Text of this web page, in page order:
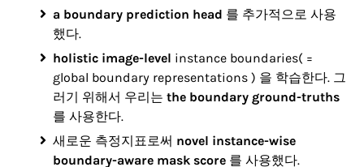
a boundary prediction head 를 추가적으로 사용
했다.
holistic image-level instance boundaries( =
global boundary representations ) 을 학습한다. 그
러기 위해서 우리는 the boundary ground-truths
를 사용한다.
새로운 측정지표로써 novel instance-wise
boundary-aware mask score 를 사용했다.